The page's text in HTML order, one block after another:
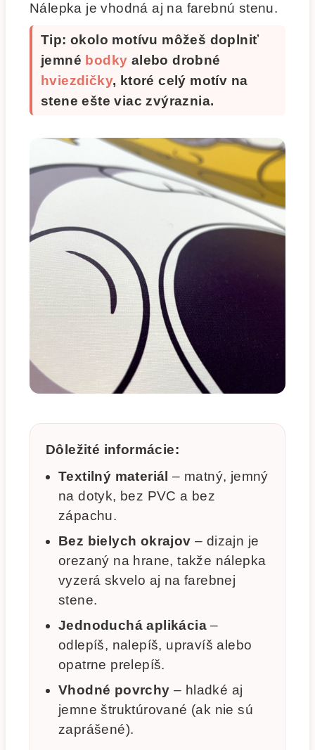
Nálepka je vhodná aj na farebnú stenu.
Tip: okolo motívu môžeš doplniť
jemné bodky alebo drobné
hviezdičky, ktoré celý motív na
stene ešte viac zvýraznia.
Dôležité informácie:
Textilný materiál – matný, jemný
na dotyk, bez PVC a bez
zápachu.
Bez bielych okrajov – dizajn je
orezaný na hrane, takže nálepka
vyzerá skvelo aj na farebnej
stene.
Jednoduchá aplikácia –
odlepíš, nalepíš, upravíš alebo
opatrne prelepíš.
Vhodné povrchy – hladké aj
jemne štruktúrované (ak nie sú
zaprášené).